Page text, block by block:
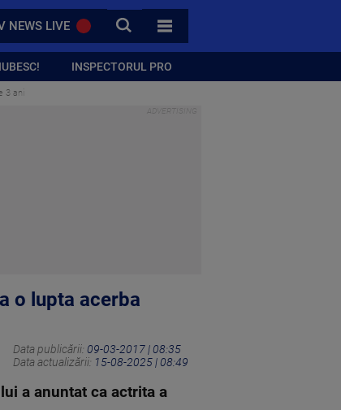
NEWS LIVE CAUTA
TOATE CATEGORIILE
INSPECTORUL PRO
3 ani
o lupta acerba
Data publicării: 09-03-2017 | 08:35
Data actualizării: 15-08-2025 | 08:49
a anuntat ca actrita a